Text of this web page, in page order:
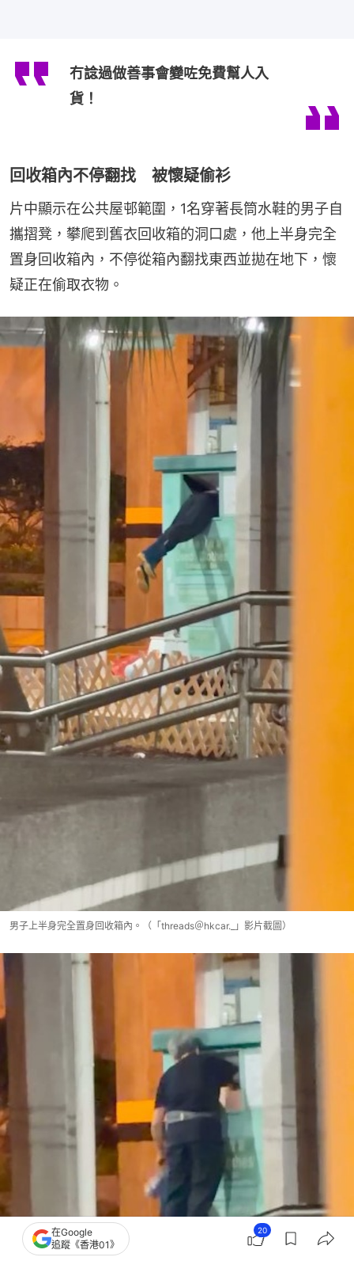
冇諗過做善事會變咗免費幫人入
貨！
回收箱內不停翻找 被懷疑偷衫
片中顯示在公共屋邨範圍，1名穿著長筒水鞋的男子自
攜摺凳，攀爬到舊衣回收箱的洞口處，他上半身完全
置身回收箱內，不停從箱內翻找東西並拋在地下，懷
疑正在偷取衣物。
男子上半身完全置身回收箱內。（「threads＠hkcar._」影片截圖）
在Google
追蹤《香港01》
20